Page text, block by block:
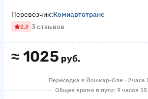
≈ 1025 руб.
Перевозчик:Комиавтотранс
2.3 3 отзывов
Пересадка в Йошкар-Оле · 2 часа
Общее время в пути: 9 часов 15